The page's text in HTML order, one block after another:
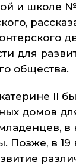
и школе №
для
общества.
II
домов
в
Позже, в 19